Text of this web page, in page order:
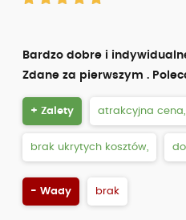
Bardzo dobre i
Zdane za pierwszym .
+ Zalety atrakcyjna cena,
brak ukrytych kosztów,
- Wady brak